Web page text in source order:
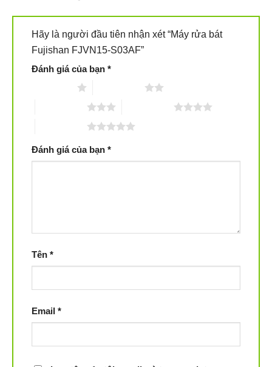
Rửa sơ: Loại bỏ những vết bẩn lớn trên bề mặt dụng
Sấy khô:Làm khô bát ở nhiệt độ cao, không đọng
Vật liệu không gỉ chế độ sấy hơi nước nóng
Lớp bên trong dễ rửa, không gỉ.Không bị hư hại khi
Bánh ròng rọc bền, dễ kéo.Kéo tủ bát ổn định, sử
Hãy là người đầu tiên nhận xét “Máy rửa bát
Fujishan FJVN15-S03AF”
Đánh giá của bạn *
Đánh giá của bạn *
Tên *
Email *